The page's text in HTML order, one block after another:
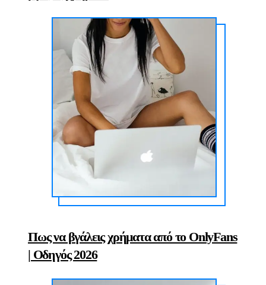
Πως να βγάλεις χρήματα από το OnlyFans
| Οδηγός 2026